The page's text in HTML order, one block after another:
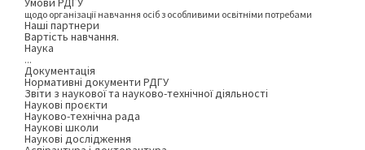
щодо організації навчання осіб з особливими освітніми потребами
Наші партнери
Вартість навчання.
Наука
...
Документація
Нормативні документи РДГУ
Звіти з наукової та науково-технічної діяльності
Наукові проєкти
Науково-технічна рада
Наукові школи
Наукові дослідження